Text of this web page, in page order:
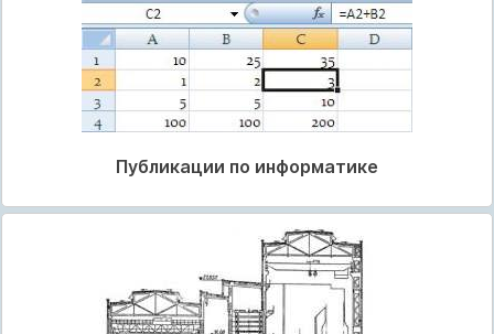
Публикации по информатике